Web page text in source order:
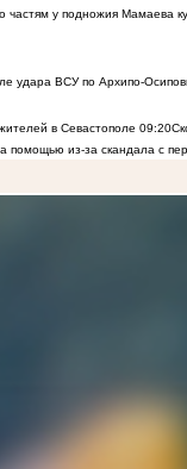
частям у подножия Мамаева
удара ВСУ по Архипо-
в Севастополе 09:20
помощью из-за скандала с